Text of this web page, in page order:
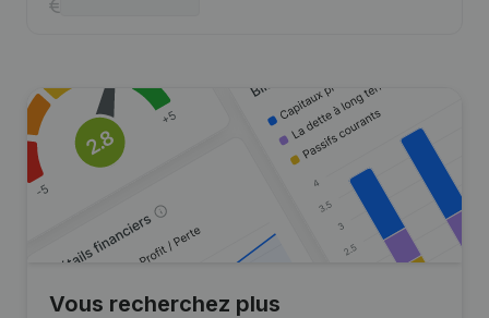
Vous recherchez plus